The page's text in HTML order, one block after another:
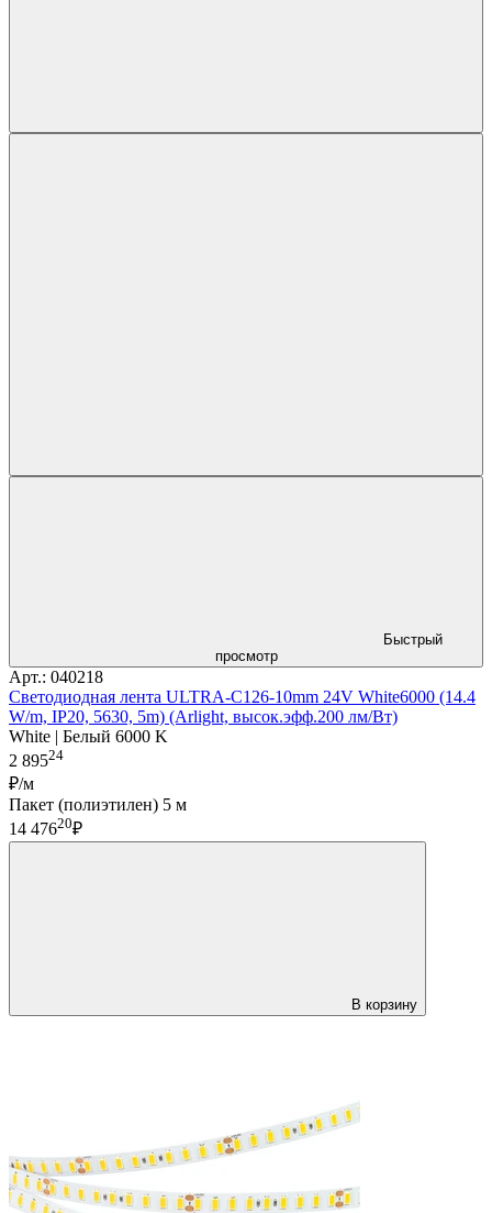
Быстрый
просмотр
Арт.: 040218
Светодиодная лента ULTRA-C126-10mm 24V White6000 (14.4
W/m, IP20, 5630, 5m) (Arlight, высок.эфф.200 лм/Вт)
White | Белый 6000 K
2 89524
₽/м
Пакет (полиэтилен) 5 м
14 47620₽
В корзину